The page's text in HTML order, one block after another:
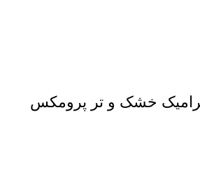
خشک و تر پرومکس